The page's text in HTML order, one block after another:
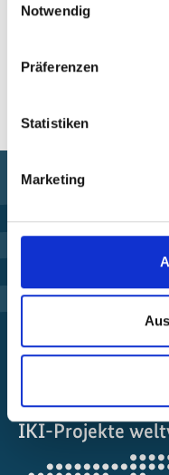
Notwendig
Präferenzen
Statistiken
Marketing
IKI-Projekte
Öffnet